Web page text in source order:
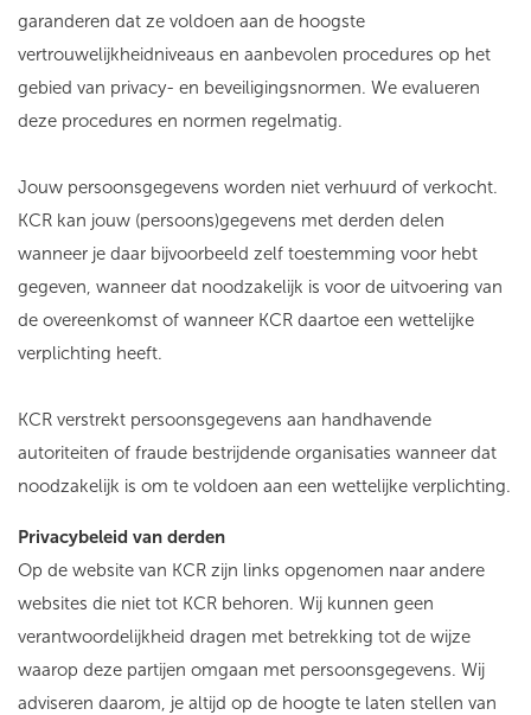
garanderen dat ze voldoen aan de hoogste
vertrouwelijkheidniveaus en aanbevolen procedures op het
gebied van privacy- en beveiligingsnormen. We evalueren
deze procedures en normen regelmatig.
Jouw persoonsgegevens worden niet verhuurd of verkocht.
KCR kan jouw (persoons)gegevens met derden delen
wanneer je daar bijvoorbeeld zelf toestemming voor hebt
gegeven, wanneer dat noodzakelijk is voor de uitvoering van
de overeenkomst of wanneer KCR daartoe een wettelijke
verplichting heeft.
KCR verstrekt persoonsgegevens aan handhavende
autoriteiten of fraude bestrijdende organisaties wanneer dat
noodzakelijk is om te voldoen aan een wettelijke verplichting.
Privacybeleid van derden
Op de website van KCR zijn links opgenomen naar andere
websites die niet tot KCR behoren. Wij kunnen geen
verantwoordelijkheid dragen met betrekking tot de wijze
waarop deze partijen omgaan met persoonsgegevens. Wij
adviseren daarom, je altijd op de hoogte te laten stellen van